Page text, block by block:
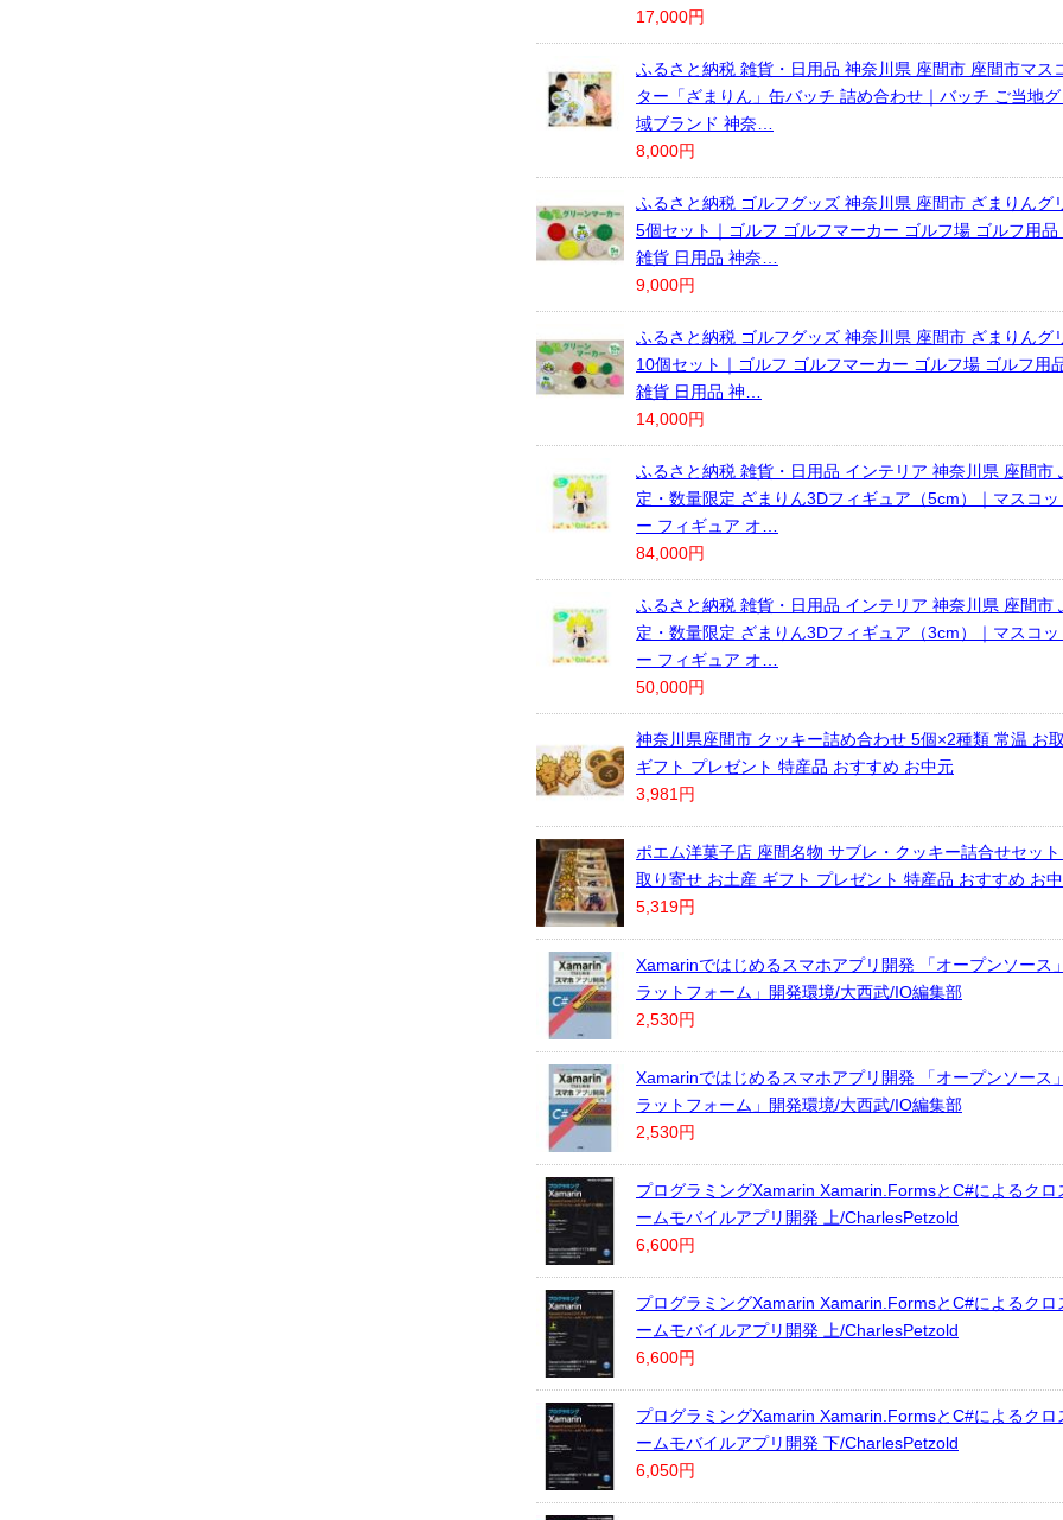
17,000円
ふるさと納税 雑貨・日用品 神奈川県 座間市 座間市マス
ター「ざまりん」缶バッチ 詰め合わせ｜バッチ ご当地
域ブランド 神奈…
8,000円
ふるさと納税 ゴルフグッズ 神奈川県 座間市 ざまりんグ
5個セット｜ゴルフ ゴルフマーカー ゴルフ場 ゴルフ用
雑貨 日用品 神奈…
9,000円
ふるさと納税 ゴルフグッズ 神奈川県 座間市 ざまりんグ
10個セット｜ゴルフ ゴルフマーカー ゴルフ場 ゴルフ用
雑貨 日用品 神…
14,000円
ふるさと納税 雑貨・日用品 インテリア 神奈川県 座間市
定・数量限定 ざまりん3Dフィギュア（5cm）｜マスコッ
ー フィギュア オ…
84,000円
ふるさと納税 雑貨・日用品 インテリア 神奈川県 座間市
定・数量限定 ざまりん3Dフィギュア（3cm）｜マスコッ
ー フィギュア オ…
50,000円
神奈川県座間市 クッキー詰め合わせ 5個×2種類 常温 お
ギフト プレゼント 特産品 おすすめ お中元
3,981円
ポエム洋菓子店 座間名物 サブレ・クッキー詰合せセッ
取り寄せ お土産 ギフト プレゼント 特産品 おすすめ お
5,319円
Xamarinではじめるスマホアプリ開発 「オープンソース
ラットフォーム」開発環境/大西武/IO編集部
2,530円
Xamarinではじめるスマホアプリ開発 「オープンソース
ラットフォーム」開発環境/大西武/IO編集部
2,530円
プログラミングXamarin Xamarin.FormsとC#によるクロ
ームモバイルアプリ開発 上/CharlesPetzold
6,600円
プログラミングXamarin Xamarin.FormsとC#によるクロ
ームモバイルアプリ開発 上/CharlesPetzold
6,600円
プログラミングXamarin Xamarin.FormsとC#によるクロ
ームモバイルアプリ開発 下/CharlesPetzold
6,050円